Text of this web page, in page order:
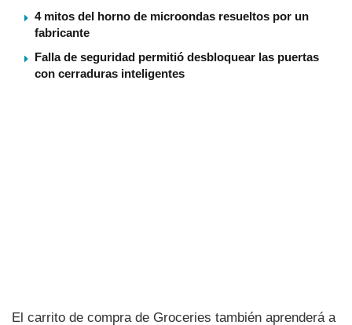
4 mitos del horno de microondas resueltos por un
fabricante
Falla de seguridad permitió desbloquear las puertas
con cerraduras inteligentes
El carrito de compra de Groceries también aprenderá a